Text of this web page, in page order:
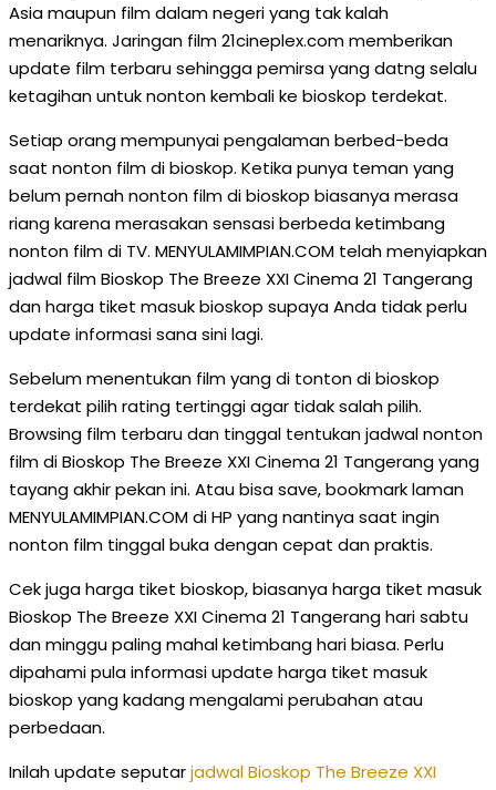
Asia maupun film dalam negeri yang tak kalah
menariknya. Jaringan film 21cineplex.com memberikan
update film terbaru sehingga pemirsa yang datng selalu
ketagihan untuk nonton kembali ke bioskop terdekat.
Setiap orang mempunyai pengalaman berbed-beda
saat nonton film di bioskop. Ketika punya teman yang
belum pernah nonton film di bioskop biasanya merasa
riang karena merasakan sensasi berbeda ketimbang
nonton film di TV. MENYULAMIMPIAN.COM telah menyiapkan
jadwal film Bioskop The Breeze XXI Cinema 21 Tangerang
dan harga tiket masuk bioskop supaya Anda tidak perlu
update informasi sana sini lagi.
Sebelum menentukan film yang di tonton di bioskop
terdekat pilih rating tertinggi agar tidak salah pilih.
Browsing film terbaru dan tinggal tentukan jadwal nonton
film di Bioskop The Breeze XXI Cinema 21 Tangerang yang
tayang akhir pekan ini. Atau bisa save, bookmark laman
MENYULAMIMPIAN.COM di HP yang nantinya saat ingin
nonton film tinggal buka dengan cepat dan praktis.
Cek juga harga tiket bioskop, biasanya harga tiket masuk
Bioskop The Breeze XXI Cinema 21 Tangerang hari sabtu
dan minggu paling mahal ketimbang hari biasa. Perlu
dipahami pula informasi update harga tiket masuk
bioskop yang kadang mengalami perubahan atau
perbedaan.
Inilah update seputarjadwal Bioskop The Breeze XXI